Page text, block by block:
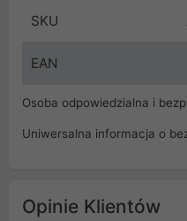
SKU
EAN
Osoba odpowiedzialna i
Uniwersalna informacja o
Opinie Klientów